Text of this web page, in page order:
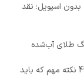
اسپویل؛ نقد
طلای آب‌شده
اشتباهاتی که هنگام خرید قهوه نباید انجام دهید (4 نکته مهم که باید